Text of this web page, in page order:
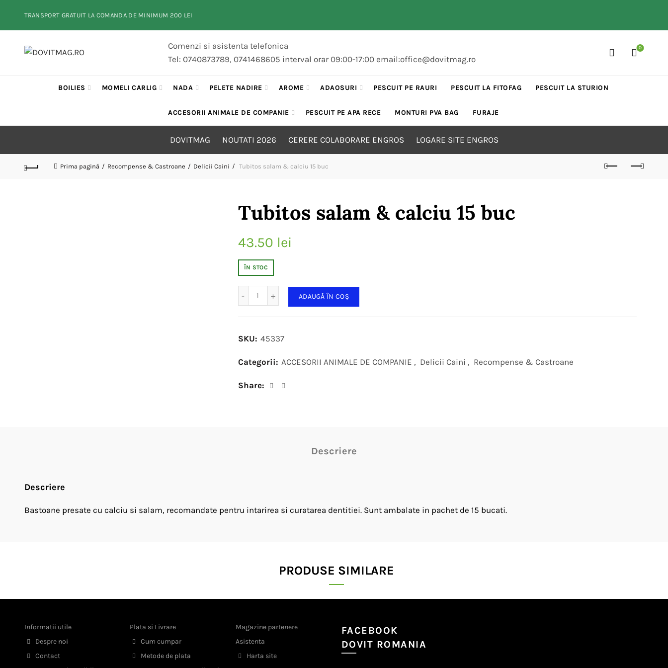
TRANSPORT GRATUIT LA COMANDA DE MINIMUM 200 LEI
Comenzi si asistenta telefonica
Tel: 0740873789, 0741468605 interval orar 09:00-17:00 email:office@dovitmag.ro
0
BOILIES MOMELI CARLIG NADA PELETE NADIRE AROME ADAOSURI PESCUIT PE RAURI PESCUIT LA FITOFAG PESCUIT LA STURION
ACCESORII ANIMALE DE COMPANIE PESCUIT PE APA RECE MONTURI PVA BAG FURAJE
DOVITMAG NOUTATI 2026 CERERE COLABORARE ENGROS LOGARE SITE ENGROS
Prima pagină Recompense & Castroane Delicii Caini Tubitos salam & calciu 15 buc
Tubitos salam & calciu 15 buc
43.50 lei
ÎN STOC
ADAUGĂ ÎN COȘ
SKU: 45337
Categorii: ACCESORII ANIMALE DE COMPANIE , Delicii Caini , Recompense & Castroane
Share
Descriere
Descriere
Bastoane presate cu calciu si salam, recomandate pentru intarirea si curatarea dentitiei. Sunt ambalate in pachet de 15 bucati.
PRODUSE SIMILARE
Informatii utile
Despre noi
Contact
Plata si Livrare
Cum cumpar
Metode de plata
Magazine partenere
Asistenta
Harta site
FACEBOOK
DOVIT ROMANIA